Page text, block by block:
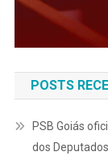
POSTS
PSB Goiás
dos Deputados